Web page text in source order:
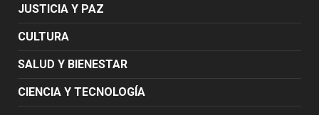
JUSTICIA Y PAZ
CULTURA
SALUD Y BIENESTAR
CIENCIA Y TECNOLOGÍA